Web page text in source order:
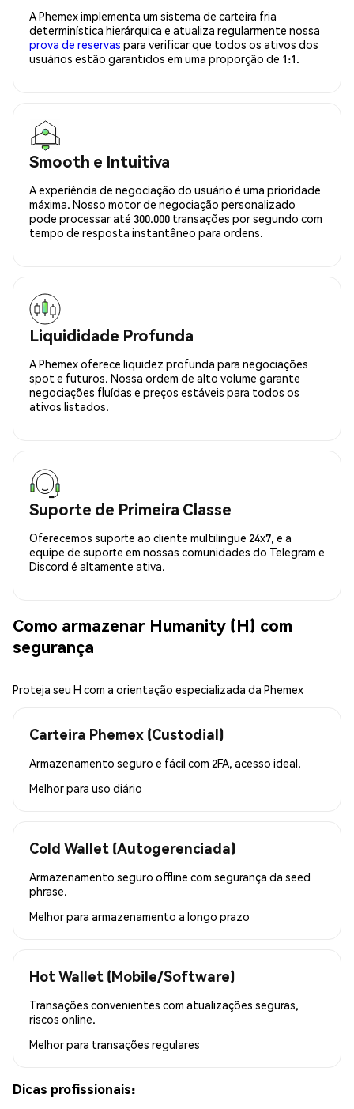
A Phemex implementa um sistema de carteira fria
determinística hierárquica e atualiza regularmente nossa
prova de reservas para verificar que todos os ativos dos
usuários estão garantidos em uma proporção de 1:1.
Smooth e Intuitiva
A experiência de negociação do usuário é uma prioridade
máxima. Nosso motor de negociação personalizado
pode processar até 300.000 transações por segundo com
tempo de resposta instantâneo para ordens.
Liquididade Profunda
A Phemex oferece liquidez profunda para negociações
spot e futuros. Nossa ordem de alto volume garante
negociações fluídas e preços estáveis para todos os
ativos listados.
Suporte de Primeira Classe
Oferecemos suporte ao cliente multilingue 24x7, e a
equipe de suporte em nossas comunidades do Telegram e
Discord é altamente ativa.
Como armazenar Humanity (H) com
segurança
Proteja seu H com a orientação especializada da Phemex
Carteira Phemex (Custodial)
Armazenamento seguro e fácil com 2FA, acesso ideal.
Melhor para uso diário
Cold Wallet (Autogerenciada)
Armazenamento seguro offline com segurança da seed
phrase.
Melhor para armazenamento a longo prazo
Hot Wallet (Mobile/Software)
Transações convenientes com atualizações seguras,
riscos online.
Melhor para transações regulares
Dicas profissionais: